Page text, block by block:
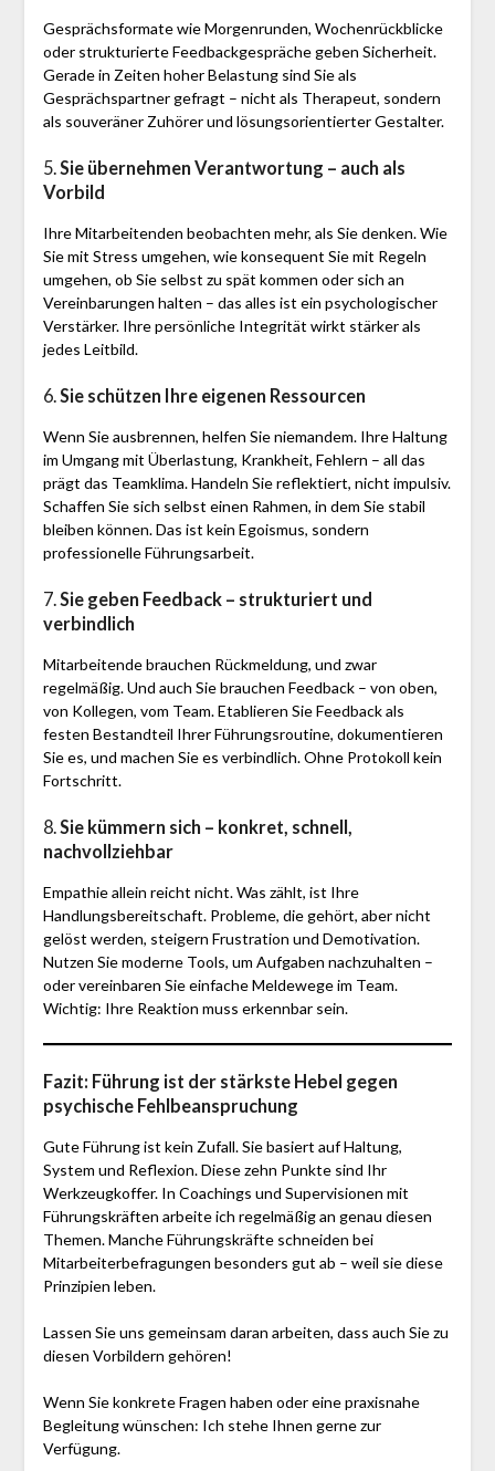
Gesprächsformate wie Morgenrunden, Wochenrückblicke
oder strukturierte Feedbackgespräche geben Sicherheit.
Gerade in Zeiten hoher Belastung sind Sie als
Gesprächspartner gefragt – nicht als Therapeut, sondern
als souveräner Zuhörer und lösungsorientierter Gestalter.
5.Sie übernehmen Verantwortung – auch als
Vorbild
Ihre Mitarbeitenden beobachten mehr, als Sie denken. Wie
Sie mit Stress umgehen, wie konsequent Sie mit Regeln
umgehen, ob Sie selbst zu spät kommen oder sich an
Vereinbarungen halten – das alles ist ein psychologischer
Verstärker. Ihre persönliche Integrität wirkt stärker als
jedes Leitbild.
6.Sie schützen Ihre eigenen Ressourcen
Wenn Sie ausbrennen, helfen Sie niemandem. Ihre Haltung
im Umgang mit Überlastung, Krankheit, Fehlern – all das
prägt das Teamklima. Handeln Sie reflektiert, nicht impulsiv.
Schaffen Sie sich selbst einen Rahmen, in dem Sie stabil
bleiben können. Das ist kein Egoismus, sondern
professionelle Führungsarbeit.
7.Sie geben Feedback – strukturiert und
verbindlich
Mitarbeitende brauchen Rückmeldung, und zwar
regelmäßig. Und auch Sie brauchen Feedback – von oben,
von Kollegen, vom Team. Etablieren Sie Feedback als
festen Bestandteil Ihrer Führungsroutine, dokumentieren
Sie es, und machen Sie es verbindlich. Ohne Protokoll kein
Fortschritt.
8.Sie kümmern sich – konkret, schnell,
nachvollziehbar
Empathie allein reicht nicht. Was zählt, ist Ihre
Handlungsbereitschaft. Probleme, die gehört, aber nicht
gelöst werden, steigern Frustration und Demotivation.
Nutzen Sie moderne Tools, um Aufgaben nachzuhalten –
oder vereinbaren Sie einfache Meldewege im Team.
Wichtig: Ihre Reaktion muss erkennbar sein.
Fazit: Führung ist der stärkste Hebel gegen
psychische Fehlbeanspruchung
Gute Führung ist kein Zufall. Sie basiert auf Haltung,
System und Reflexion. Diese zehn Punkte sind Ihr
Werkzeugkoffer. In Coachings und Supervisionen mit
Führungskräften arbeite ich regelmäßig an genau diesen
Themen. Manche Führungskräfte schneiden bei
Mitarbeiterbefragungen besonders gut ab – weil sie diese
Prinzipien leben.
Lassen Sie uns gemeinsam daran arbeiten, dass auch Sie zu
diesen Vorbildern gehören!
Wenn Sie konkrete Fragen haben oder eine praxisnahe
Begleitung wünschen: Ich stehe Ihnen gerne zur
Verfügung.